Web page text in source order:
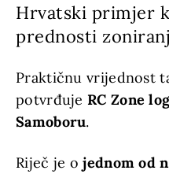
Hrvatski primjer
prednosti
Praktičnu vrijednost
potvrđuje RC Zone
Samoboru.
Riječ je o jednom od